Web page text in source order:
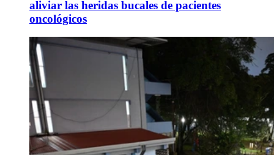
aliviar las heridas bucales de pacientes
oncológicos